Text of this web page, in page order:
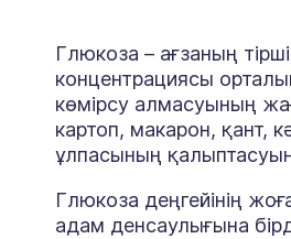
Глюкоза – ағзаның
концентрациясы
көмірсу алмасуының
картоп, макарон, қант,
ұлпасының
Глюкоза деңгейінің
адам денсаулығына